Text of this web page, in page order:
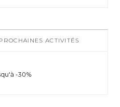
ACTIVITÉS